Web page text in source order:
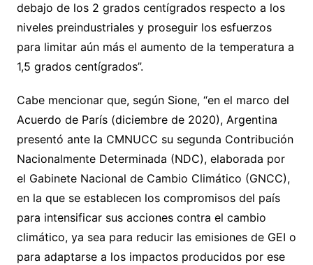
debajo de los 2 grados centígrados respecto a los
niveles preindustriales y proseguir los esfuerzos
para limitar aún más el aumento de la temperatura a
1,5 grados centígrados”.
Cabe mencionar que, según Sione, “en el marco del
Acuerdo de París (diciembre de 2020), Argentina
presentó ante la CMNUCC su segunda Contribución
Nacionalmente Determinada (NDC), elaborada por
el Gabinete Nacional de Cambio Climático (GNCC),
en la que se establecen los compromisos del país
para intensificar sus acciones contra el cambio
climático, ya sea para reducir las emisiones de GEI o
para adaptarse a los impactos producidos por ese